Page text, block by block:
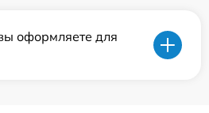
оформляете для